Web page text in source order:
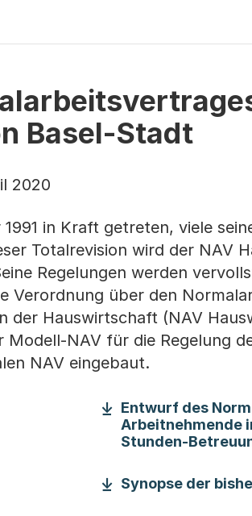
Basel-Stadt
2020
in Kraft getreten, viele
Totalrevision wird der NAV
Regelungen werden
Verordnung über den
der Hauswirtschaft (NAV
Modell-NAV für die Regelung
NAV eingebaut.
einen Download)Entwurf des
Arbeitnehmende
Stunden-
Download) Synopse der